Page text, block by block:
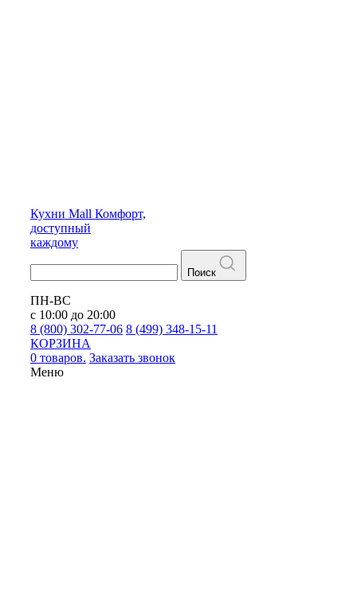
Кухни Mall Комфорт,
доступный
каждому
Поиск
ПН-ВС
с 10:00 до 20:00
8 (800) 302-77-06 8 (499) 348-15-11
КОРЗИНА
0 товаров. Заказать звонок
Меню